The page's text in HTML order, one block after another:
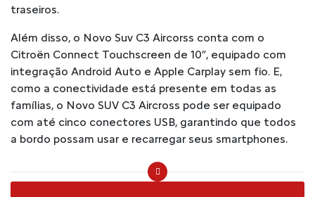
traseiros.
Além disso, o Novo Suv C3 Aircorss conta com o
Citroën Connect Touchscreen de 10”, equipado com
integração Android Auto e Apple Carplay sem fio. E,
como a conectividade está presente em todas as
famílias, o Novo SUV C3 Aircross pode ser equipado
com até cinco conectores USB, garantindo que todos
a bordo possam usar e recarregar seus smartphones.